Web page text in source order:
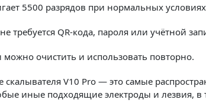
5500 разрядов при нормальных
требуется QR-кода, пароля или учётной
очистить и использовать повторно.
скалывателя V10 Pro — это самые
иные подходящие электроды и лезвия, в